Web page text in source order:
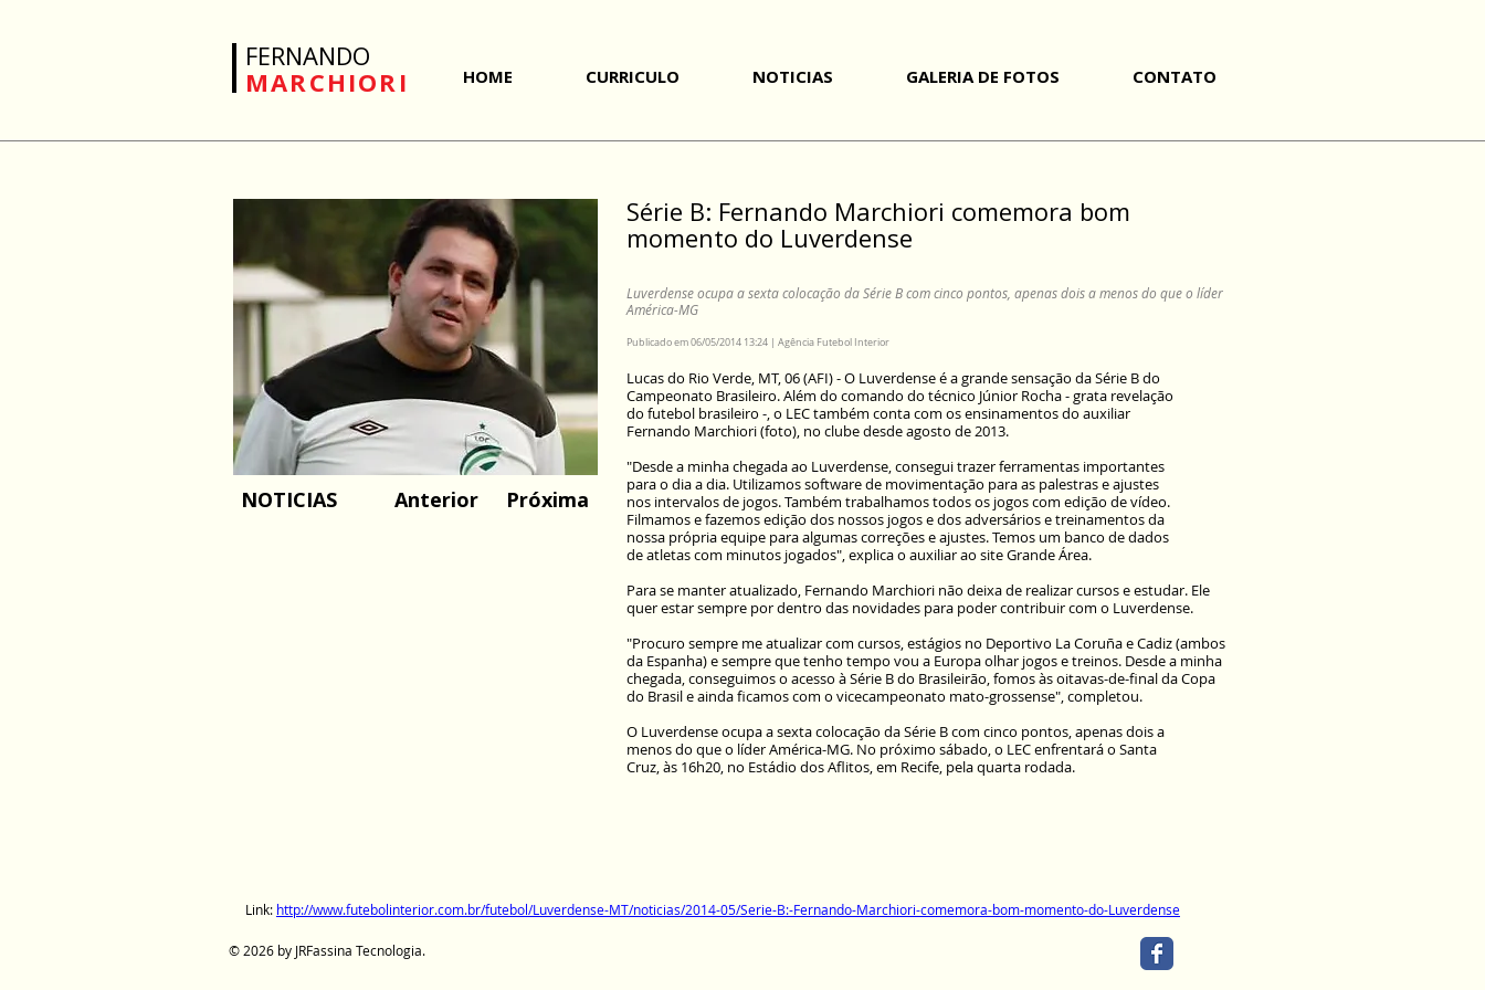
HOME CURRICULO NOTICIAS GALERIA DE FOTOS CONTATO
NOTICIAS Anterior Próxima
Série B: Fernando Marchiori comemora bom
momento do Luverdense
Luverdense ocupa a sexta colocação da Série B com cinco pontos, apenas dois a menos do que o líder
América-MG
Publicado em 06/05/2014 13:24 | Agência Futebol Interior
Lucas do Rio Verde, MT, 06 (AFI) - O Luverdense é a grande sensação da Série B do
Campeonato Brasileiro. Além do comando do técnico Júnior Rocha - grata revelação
do futebol brasileiro -, o LEC também conta com os ensinamentos do auxiliar
Fernando Marchiori (foto), no clube desde agosto de 2013.
"Desde a minha chegada ao Luverdense, consegui trazer ferramentas importantes
para o dia a dia. Utilizamos software de movimentação para as palestras e ajustes
nos intervalos de jogos. Também trabalhamos todos os jogos com edição de vídeo.
Filmamos e fazemos edição dos nossos jogos e dos adversários e treinamentos da
nossa própria equipe para algumas correções e ajustes. Temos um banco de dados
de atletas com minutos jogados", explica o auxiliar ao site Grande Área.
Para se manter atualizado, Fernando Marchiori não deixa de realizar cursos e estudar. Ele
quer estar sempre por dentro das novidades para poder contribuir com o Luverdense.
"Procuro sempre me atualizar com cursos, estágios no Deportivo La Coruña e Cadiz (ambos
da Espanha) e sempre que tenho tempo vou a Europa olhar jogos e treinos. Desde a minha
chegada, conseguimos o acesso à Série B do Brasileirão, fomos às oitavas-de-final da Copa
do Brasil e ainda ficamos com o vicecampeonato mato-grossense", completou.
O Luverdense ocupa a sexta colocação da Série B com cinco pontos, apenas dois a
menos do que o líder América-MG. No próximo sábado, o LEC enfrentará o Santa
Cruz, às 16h20, no Estádio dos Aflitos, em Recife, pela quarta rodada.
Link: http://www.futebolinterior.com.br/futebol/Luverdense-MT/noticias/2014-05/Serie-B:-Fernando-Marchiori-comemora-bom-momento-do-Luverdense
FERNANDO
MARCHIORI
© 2026 by JRFassina Tecnologia.